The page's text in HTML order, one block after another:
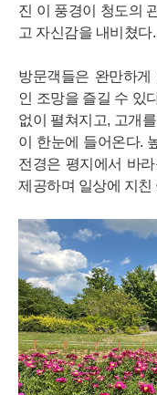
진 이 풍경이 청도의
고 자신감을 내비쳤다.
방문객들은 완만하
인 조망을 즐길 수 있
없이 펼쳐지고, 고개
이 한눈에 들어온다.
전경은 평지에서 바
제공하며 일상에 지